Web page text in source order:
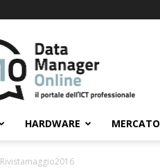
Data
Manager
Online
HARDWARE MERCATO
Rivistamaggio2016